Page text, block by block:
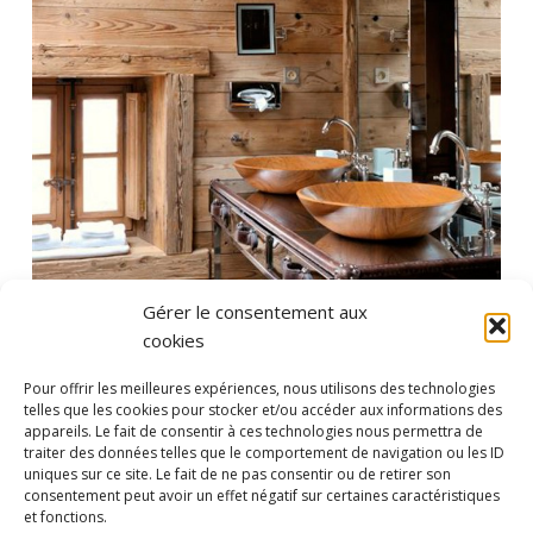
Gérer le consentement aux
cookies
Pour offrir les meilleures expériences, nous utilisons des technologies
telles que les cookies pour stocker et/ou accéder aux informations des
appareils. Le fait de consentir à ces technologies nous permettra de
traiter des données telles que le comportement de navigation ou les ID
uniques sur ce site. Le fait de ne pas consentir ou de retirer son
consentement peut avoir un effet négatif sur certaines caractéristiques
et fonctions.